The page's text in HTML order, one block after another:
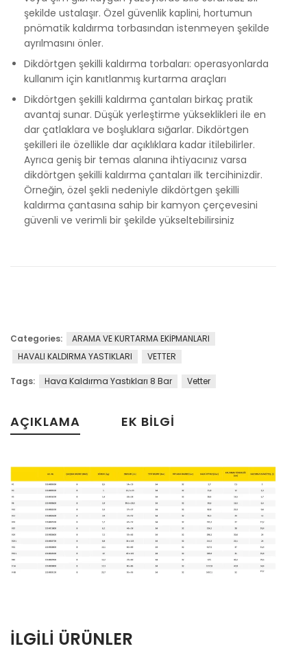
şekilde ustalaşır. Özel güvenlik kaplini, hortumun
pnömatik kaldırma torbasından istenmeyen şekilde
ayrılmasını önler.
Dikdörtgen şekilli kaldırma torbaları: operasyonlarda
kullanım için kanıtlanmış kurtarma araçları
Dikdörtgen şekilli kaldırma çantaları birkaç pratik
avantaj sunar. Düşük yerleştirme yükseklikleri ile en
dar çatlaklara ve boşluklara sığarlar. Dikdörtgen
şekilleri ile özellikle dar açıklıklara kadar itilebilirler.
Ayrıca geniş bir temas alanına ihtiyacınız varsa
dikdörtgen şekilli kaldırma çantaları ilk tercihinizdir.
Örneğin, özel şekli nedeniyle dikdörtgen şekilli
kaldırma çantasına sahip bir kamyon çerçevesini
güvenli ve verimli bir şekilde yükseltebilirsiniz
Categories:
ARAMA VE KURTARMA EKİPMANLARI
HAVALI KALDIRMA YASTIKLARI
VETTER
Tags: Hava Kaldırma Yastıkları 8 Bar Vetter
AÇIKLAMA EK BILGI
İLGILI ÜRÜNLER